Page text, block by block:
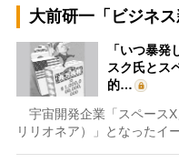
大前研一「ビジネ
「いつ暴
スク氏とス
的…
宇宙開発企業「スペースX
リリオネア）」となったイ